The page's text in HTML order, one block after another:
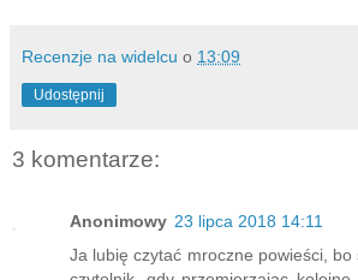
Recenzje na widelcu o 13:09
Udostępnij
3 komentarze:
Anonimowy 23 lipca 2018 14:11
Ja lubię czytać mroczne powieści,